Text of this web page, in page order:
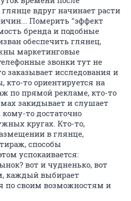
вдруг начинает расти
Померить "эффект
бренда и подобные
обеспечить глянец,
маркетинговые
звонки тут не
заказывает исследования и
кто-то ориентируется на
по прямой рекламе, кто-то
закидывает и слушает
то достаточно
кругах. Кто-то,
в глянце,
способы
успокаивается:
вот и чудненько, вот
каждый выбирает
по своим возможностям и